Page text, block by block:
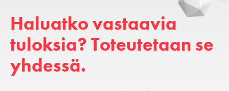
Haluatko vastaavia
tuloksia? Toteutetaan se
yhdessä.